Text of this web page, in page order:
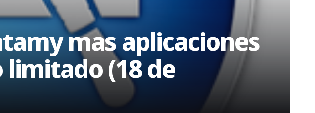
mas aplicaciones
(18 de